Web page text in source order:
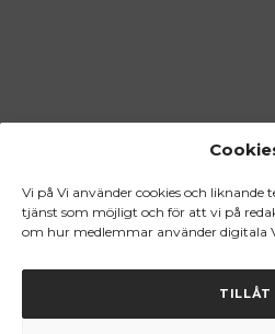
Vi på Vi använder cookies och liknande
tjänst som möjligt och för att vi på
om hur medlemmar använder digitala
TILLÅT